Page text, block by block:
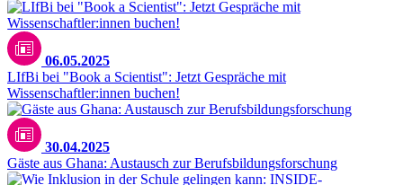
06.05.2025
LIfBi bei "Book a Scientist": Jetzt Gespräche mit
Wissenschaftler:innen buchen!
30.04.2025
Gäste aus Ghana: Austausch zur Berufsbildungsforschung